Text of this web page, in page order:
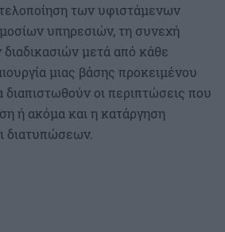
των υφιστάμενων
υπηρεσιών, τη συνεχή
διαδικασιών μετά από κάθε
μιας βάσης προκειμένου
οι περιπτώσεις που
ή ακόμα και η κατάργηση
διατυπώσεων.